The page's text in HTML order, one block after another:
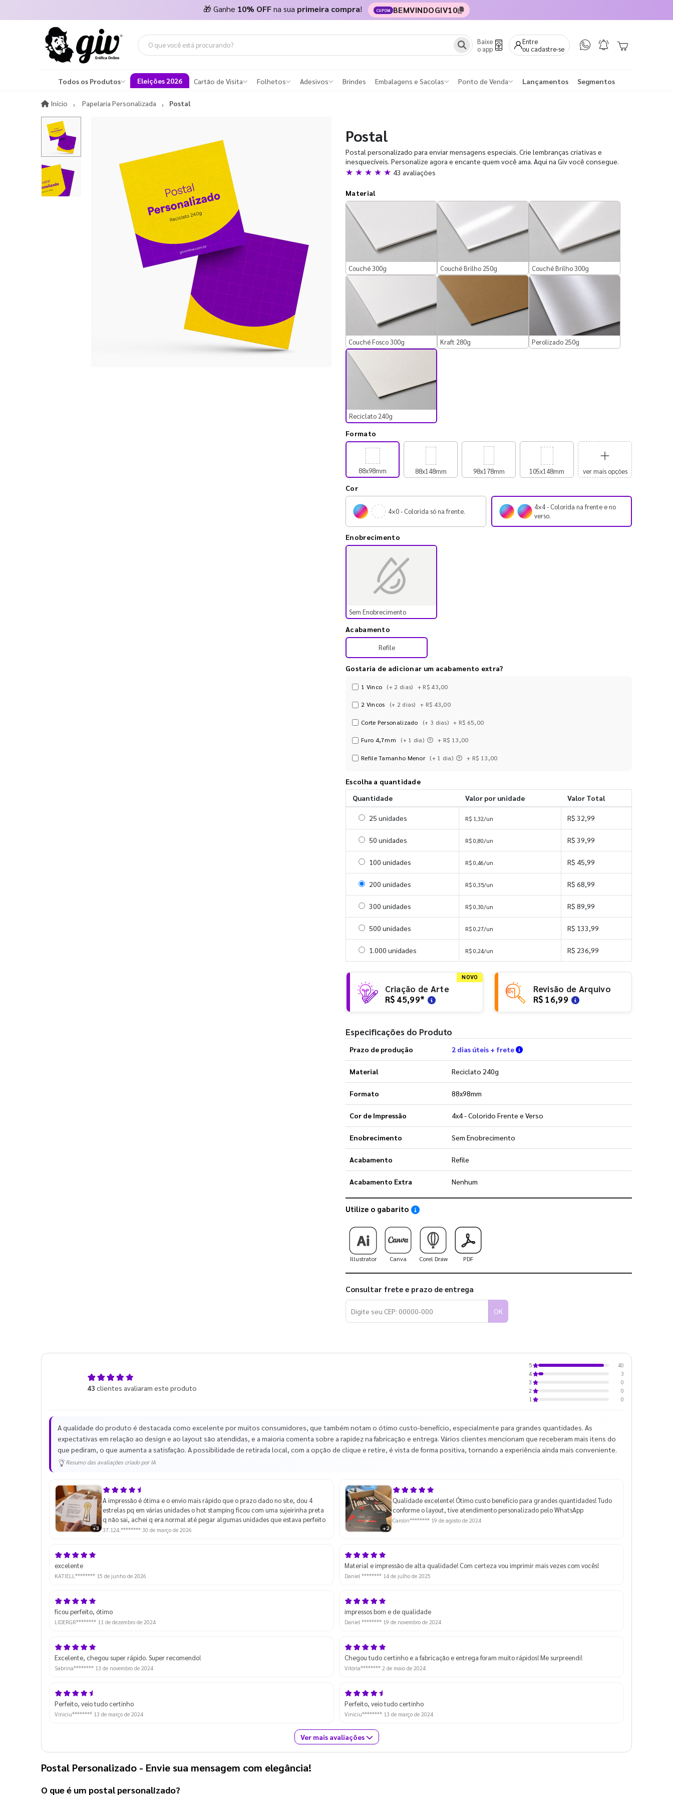
🎁 Ganhe 10% OFFna sua primeira compra! CUPOM BEMVINDOGIV10
Baixe
o app
Entre
ou cadastre-se
Todos os Produtos Eleições 2026 Cartão de Visita Folhetos Adesivos Brindes Embalagens e Sacolas Ponto de Venda Lançamentos Segmentos
Início InícioPapelaria Personalizada Postal
Postal
Postal personalizado para enviar mensagens especiais. Crie lembranças criativas e
inesquecíveis. Personalize agora e encante quem você ama. Aqui na Giv você consegue.
★ ★ ★ ★ ★ 43 avaliações
Material
Couché 300g Couché Brilho 250g Couché Brilho 300g
Couché Fosco 300g Kraft 280g Perolizado 250g
Reciclato 240g
Formato
88x98mm 88x148mm 98x178mm 105x148mm ver mais opções
Cor
4×0 - Colorida só na frente.
4×4 - Colorida na frente e no
verso.
Enobrecimento
Sem Enobrecimento
Acabamento
Refile
Gostaria de adicionar um acabamento extra?
1 Vinco (+ 2 dias) + R$ 43,00
2 Vincos (+ 2 dias) + R$ 43,00
Corte Personalizado (+ 3 dias) + R$ 65,00
Furo 4,7mm (+ 1 dia) + R$ 13,00
Refile Tamanho Menor (+ 1 dia) + R$ 13,00
Escolha a quantidade
Quantidade
Valor por unidade Valor Total
Selecionar 25 unidades
25 unidades R$ 1,32/un R$ 32,99
Selecionar 50 unidades
50 unidades R$ 0,80/un R$ 39,99
Selecionar 100 unidades
100 unidades R$ 0,46/un R$ 45,99
Selecionar 200 unidades
200 unidades R$ 0,35/un R$ 68,99
Selecionar 300 unidades
300 unidades R$ 0,30/un R$ 89,99
Selecionar 500 unidades
500 unidades R$ 0,27/un R$ 133,99
Selecionar 1000 unidades
1.000 unidades R$ 0,24/un R$ 236,99
NOVO
Criação de Arte
R$ 45,99*
Revisão de Arquivo
R$ 16,99
Especificações do Produto
Prazo de produção 2 dias úteis + frete Verifique as condições de entrega
Material Reciclato 240g
Formato 88x98mm
Cor de Impressão 4x4 - Colorido Frente e Verso
Enobrecimento Sem Enobrecimento
Acabamento Refile
Acabamento Extra Nenhum
Utilize o gabarito Saiba como utilizar os nossos gabaritos
Illustrator Canva Corel Draw PDF
Consultar frete e prazo de entrega
OK
43 clientes avaliaram este produto
5
40
4
3
3
0
2
0
1
0
A qualidade do produto é destacada como excelente por muitos consumidores, que também notam o ótimo custo-benefício, especialmente para grandes quantidades. As
expectativas em relação ao design e ao layout são atendidas, e a maioria comenta sobre a rapidez na fabricação e entrega. Vários clientes mencionam que receberam mais itens do
que pediram, o que aumenta a satisfação. A possibilidade de retirada local, com a opção de clique e retire, é vista de forma positiva, tornando a experiência ainda mais conveniente.
Resumo das avaliações criado por IA
+3
A impressão é ótima e o envio mais rápido que o prazo dado no site, dou 4
estrelas pq em várias unidades o hot stamping ficou com uma sujeirinha preta
q não sai, achei q era normal até pegar algumas unidades que estava perfeito
37.124.******** 30 de março de 2026 +2
Qualidade excelente! Ótimo custo benefício para grandes quantidades! Tudo
conforme o layout, tive atendimento personalizado pelo WhatsApp
Carolin******** 19 de agosto de 2024
excelente
KATIELL******** 15 de junho de 2026
Material e impressão de alta qualidade! Com certeza vou imprimir mais vezes com vocês!
Daniel ******** 14 de julho de 2025
ficou perfeito, ótimo
LIDERGR******** 11 de dezembro de 2024
impressos bom e de qualidade
Daniel ******** 19 de novembro de 2024
Excelente, chegou super rápido. Super recomendo!
Sabrina******** 13 de novembro de 2024
Chegou tudo certinho e a fabricação e entrega foram muito rápidos! Me surpreendi!
Vitória******** 2 de maio de 2024
Perfeito, veio tudo certinho
Viniciu******** 13 de março de 2024
Perfeito, veio tudo certinho
Viniciu******** 13 de março de 2024
Ver mais avaliações
Postal Personalizado - Envie sua mensagem com elegância!
O que é um postal personalizado?